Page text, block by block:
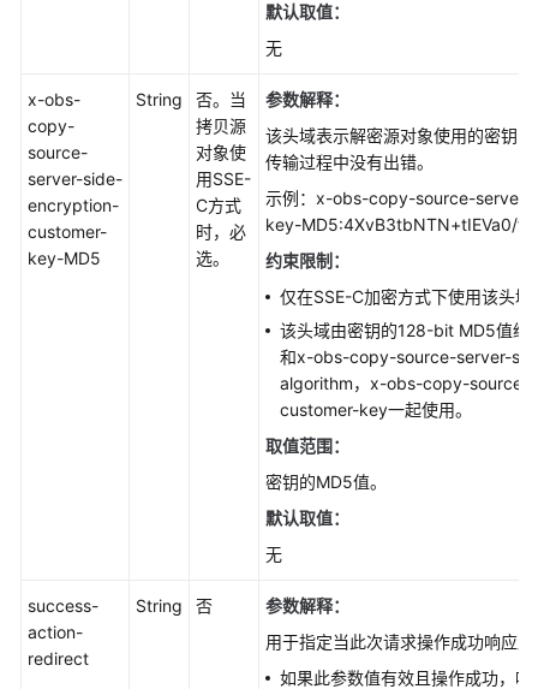
默认取值：
无
x-obs-
copy-
source-
server-side-
encryption-
customer-
key-MD5
String
否。当
拷贝源
对象使
用SSE-
C方式
时，必
选。
参数解释：
该头域表示解密源对象使用的密钥
传输过程中没有出错。
示例：x-obs-copy-source-
key-MD5:4XvB3tbNTN+tIEVa0/
约束限制：
仅在SSE-C加密方式下使用该头域
该头域由密钥的128-bit MD5值
和x-obs-copy-source-server-
algorithm，x-obs-copy-source-
customer-key一起使用。
取值范围：
密钥的MD5值。
默认取值：
无
success-
action-
redirect
String 否
参数解释：
用于指定当此次请求操作成功响应
如果此参数值有效且操作成功，